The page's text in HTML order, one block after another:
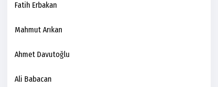
Fatih Erbakan
Mahmut Arıkan
Ahmet Davutoğlu
Ali Babacan